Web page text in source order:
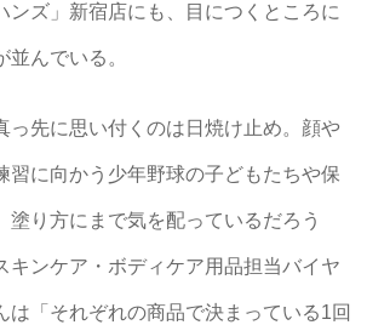
ンズ」新宿店にも、目につくところに
並んでいる。
先に思い付くのは日焼け止め。顔や
習に向かう少年野球の子どもたちや保
塗り方にまで気を配っているだろう
キンケア・ボディケア用品担当バイヤ
は「それぞれの商品で決まっている1回